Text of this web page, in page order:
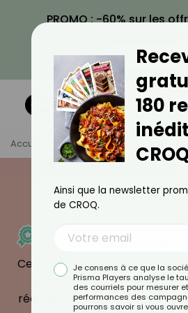
PROMO : -60% sur les
VOIR LA
Accueil Programme Démarrage
Démarrage
nutritionniste
Ce démarrage express à 1500
pour vous aider à
rééquilibrage alimentaire tout
180
Ainsi que la newsletter
de CROQ.
Je consens à ce que la
Prisma Players analyse le
des courriels pour mesurer
performances des
pourrons savoir si vous